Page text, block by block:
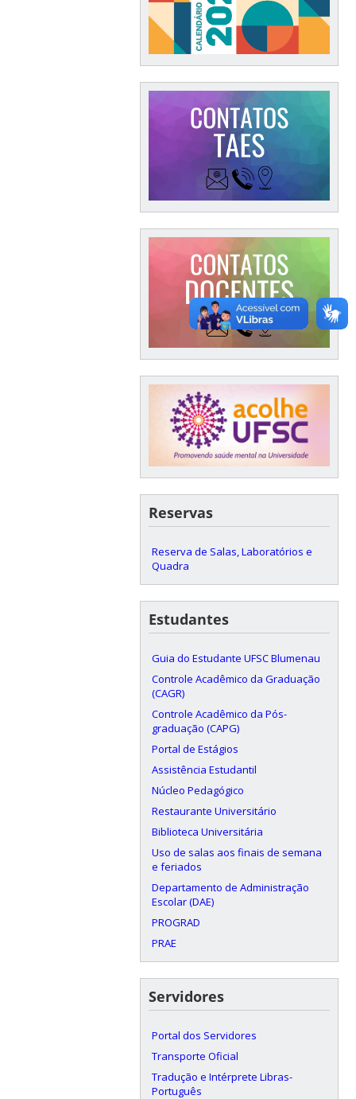
Reservas
Reserva de Salas, Laboratórios e
Quadra
Estudantes
Guia do Estudante UFSC Blumenau
Controle Acadêmico da Graduação
(CAGR)
Controle Acadêmico da Pós-
graduação (CAPG)
Portal de Estágios
Assistência Estudantil
Núcleo Pedagógico
Restaurante Universitário
Biblioteca Universitária
Uso de salas aos finais de semana
e feriados
Departamento de Administração
Escolar (DAE)
PROGRAD
PRAE
Servidores
Portal dos Servidores
Transporte Oficial
Tradução e Intérprete Libras-
Português